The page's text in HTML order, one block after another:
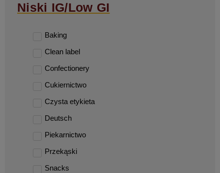
Niski IG/Low GI
Baking
Clean label
Confectionery
Cukiernictwo
Czysta etykieta
Deutsch
Piekarnictwo
Przekąski
Snacks